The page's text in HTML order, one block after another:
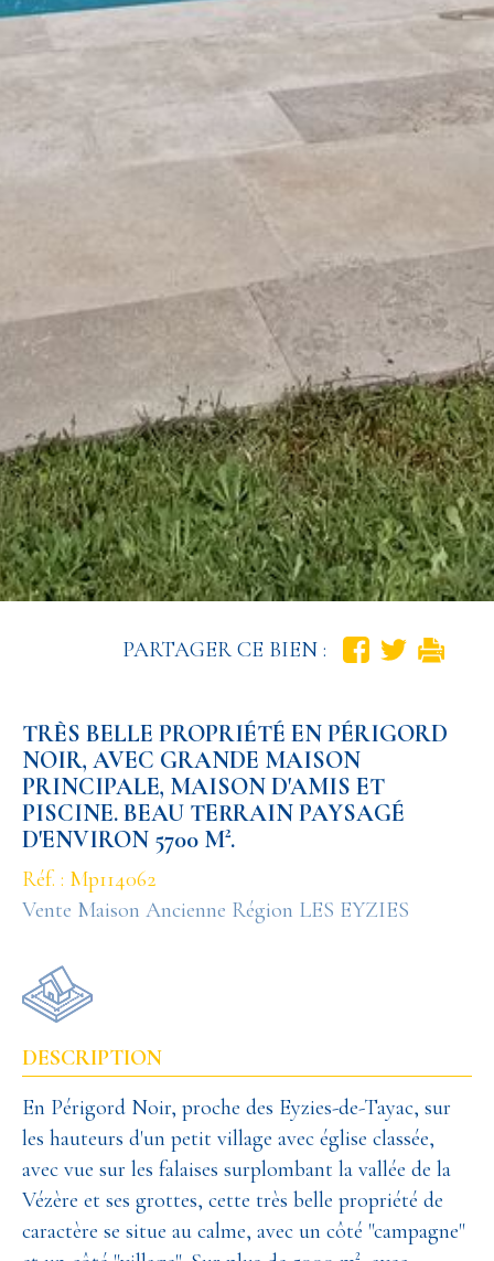
PARTAGER CE BIEN :
TRÈS BELLE PROPRIÉTÉ EN PÉRIGORD
NOIR, AVEC GRANDE MAISON
PRINCIPALE, MAISON D'AMIS ET
PISCINE. BEAU TERRAIN PAYSAGÉ
D'ENVIRON 5700 M².
Réf. : Mp114062
Vente Maison Ancienne Région LES EYZIES
DESCRIPTION
En Périgord Noir, proche des Eyzies-de-Tayac, sur
les hauteurs d'un petit village avec église classée,
avec vue sur les falaises surplombant la vallée de la
Vézère et ses grottes, cette très belle propriété de
caractère se situe au calme, avec un côté "campagne"